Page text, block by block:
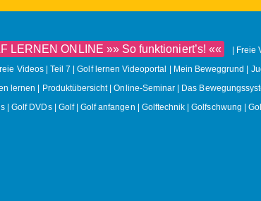
LERNEN ONLINE »» So funktioniert’s! «« Freie
Videos | Teil 7 Golf lernen Videoportal | Mein Beweggrund
lernen | Produktübersicht Online-Seminar | Das
Golf DVDs Golf Golf anfangen Golftechnik Golfschwung